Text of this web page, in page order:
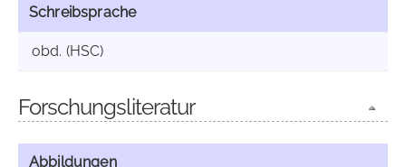
Schreibsprache
obd. (HSC)
Forschungsliteratur
Abbildungen